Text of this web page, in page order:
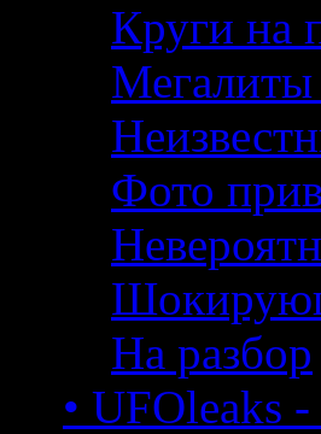
Круги на
Мегалиты
Фото
На разбор
• UFOleaks